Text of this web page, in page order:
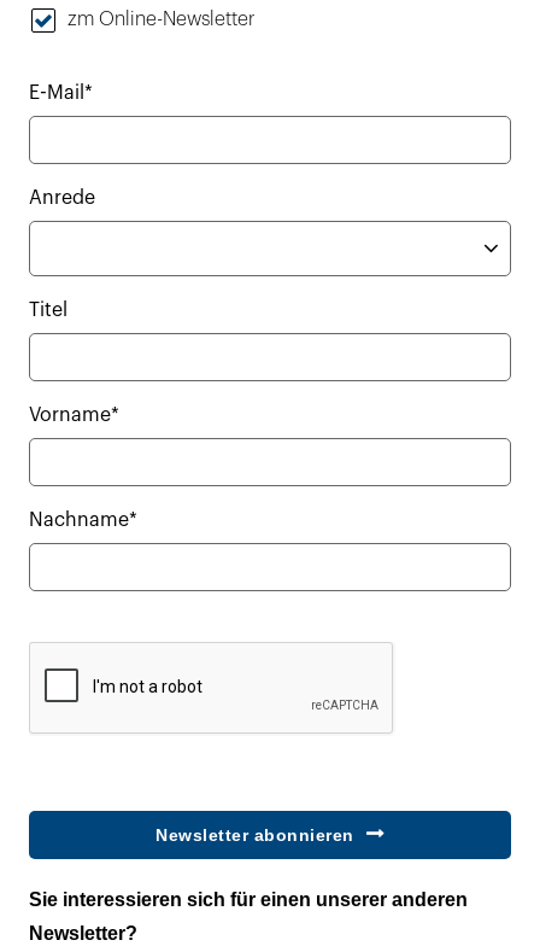
zm Online-Newsletter
E-Mail*
Anrede
Titel
Vorname*
Nachname*
Newsletter abonnieren
Sie interessieren sich für einen unserer anderen
Newsletter?